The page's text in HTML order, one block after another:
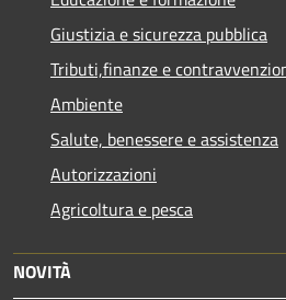
Giustizia e sicurezza pubblica
Tributi,finanze e
Ambiente
Salute, benessere e assistenza
Autorizzazioni
Agricoltura e pesca
NOVITÀ